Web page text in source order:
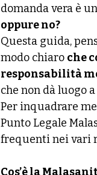
domanda vera è
oppure no?
Questa guida,
modo chiaro che
responsabilità
che non dà luogo
Per inquadrare
Punto Legale
frequenti nei vari
Cos’è la